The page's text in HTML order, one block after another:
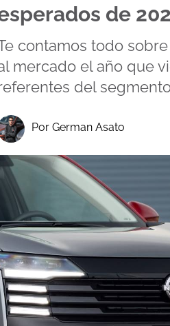
de
contamos todo
mercado el año que
del
Por German Asato